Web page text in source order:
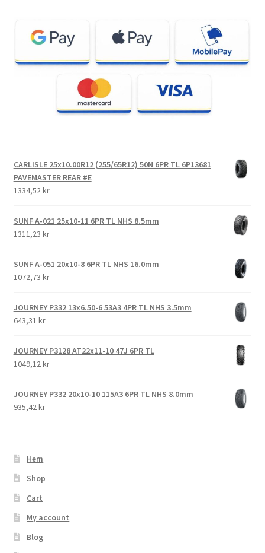
CARLISLE 25x10.00R12 (255/65R12) 50N 6PR TL 6P13681
PAVEMASTER REAR #E
1334,52 kr
SUNF A-021 25x10-11 6PR TL NHS 8.5mm
1311,23 kr
SUNF A-051 20x10-8 6PR TL NHS 16.0mm
1072,73 kr
JOURNEY P332 13x6.50-6 53A3 4PR TL NHS 3.5mm
643,31 kr
JOURNEY P3128 AT22x11-10 47J 6PR TL
1049,12 kr
JOURNEY P332 20x10-10 115A3 6PR TL NHS 8.0mm
935,42 kr
Hem
Shop
Cart
My account
Blog